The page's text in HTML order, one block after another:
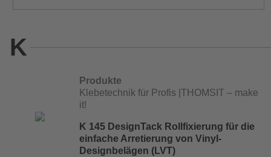
K
Produkte
Klebetechnik für Profis |THOMSIT – make
it!
K 145 DesignTack Rollfixierung für die
einfache Arretierung von Vinyl-
Designbelägen (LVT)